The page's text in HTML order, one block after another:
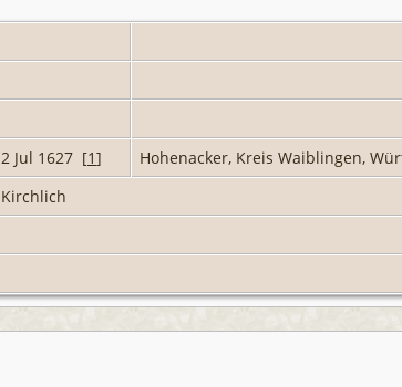
2 Jul 1627 [1] Hohenacker, Kreis Waiblingen,
Kirchlich